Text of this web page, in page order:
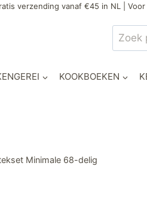
verzending vanaf €45 in NL |
Zoeken
naar:
KOOKBOEKEN
Minimale 68-delig